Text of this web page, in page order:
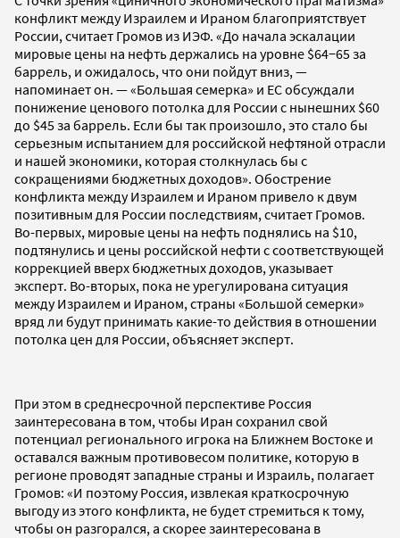
конфликт между Израилем и Ираном благоприятствует
России, считает Громов из ИЭФ. «До начала эскалации
мировые цены на нефть держались на уровне $64−65 за
баррель, и ожидалось, что они пойдут вниз, —
напоминает он. — «Большая семерка» и ЕС обсуждали
понижение ценового потолка для России с нынешних $60
до $45 за баррель. Если бы так произошло, это стало бы
серьезным испытанием для российской нефтяной отрасли
и нашей экономики, которая столкнулась бы с
сокращениями бюджетных доходов». Обострение
конфликта между Израилем и Ираном привело к двум
позитивным для России последствиям, считает Громов.
Во-первых, мировые цены на нефть поднялись на $10,
подтянулись и цены российской нефти с соответствующей
коррекцией вверх бюджетных доходов, указывает
эксперт. Во-вторых, пока не урегулирована ситуация
между Израилем и Ираном, страны «Большой семерки»
вряд ли будут принимать какие-то действия в отношении
потолка цен для России, объясняет эксперт.
При этом в среднесрочной перспективе Россия
заинтересована в том, чтобы Иран сохранил свой
потенциал регионального игрока на Ближнем Востоке и
оставался важным противовесом политике, которую в
регионе проводят западные страны и Израиль, полагает
Громов: «И поэтому Россия, извлекая краткосрочную
выгоду из этого конфликта, не будет стремиться к тому,
чтобы он разгорался, а скорее заинтересована в